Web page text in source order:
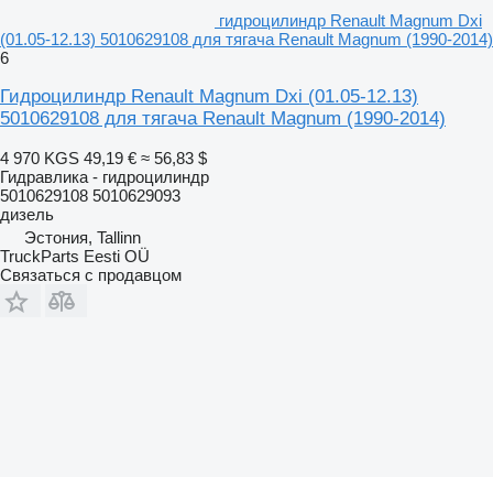
гидроцилиндр Renault Magnum Dxi
(01.05-12.13) 5010629108 для тягача Renault Magnum (1990-2014)
6
Гидроцилиндр Renault Magnum Dxi (01.05-12.13)
5010629108 для тягача Renault Magnum (1990-2014)
4 970 KGS 49,19 € ≈ 56,83 $
Гидравлика - гидроцилиндр
5010629108 5010629093
дизель
Эстония, Tallinn
TruckParts Eesti OÜ
Связаться с продавцом